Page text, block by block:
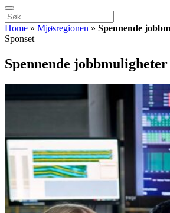
Home » Mjøsregionen » Spennende
Sponset
Spennende jobbmuligheter